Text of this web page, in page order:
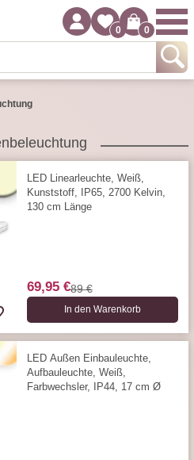
0 0
LED Linearleuchte, Weiß,
Kunststoff, IP65, 2700 Kelvin,
130 cm Länge
69,95 €89 €
In den Warenkorb
LED Außen Einbauleuchte,
Aufbauleuchte, Weiß,
Farbwechsler, IP44, 17 cm Ø